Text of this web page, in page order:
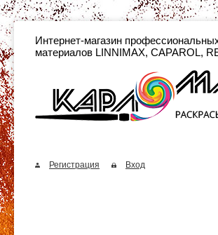
Интернет-магазин
материалов LINNIMAX, CAPAROL,
Регистрация Вход